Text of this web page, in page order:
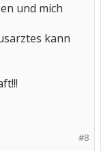
und mich
kann
#8